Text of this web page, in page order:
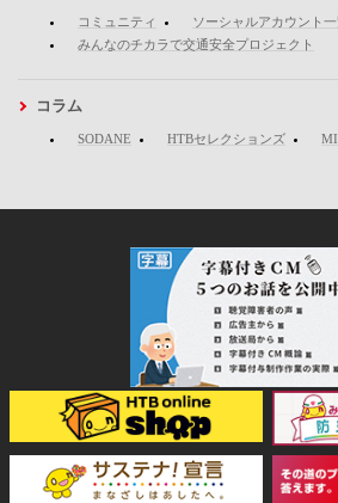
コミュニティ ソーシャルアカウント
みんなのチカラで交通安全プロジェクト
コラム
SODANE HTBセレクションズ